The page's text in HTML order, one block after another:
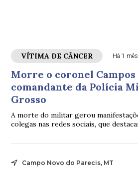
VÍTIMA DE CÂNCER Há 1 mês
Morre o coronel Campos
comandante da Polícia
Grosso
A morte do militar gerou
colegas nas redes sociais, que
Campo Novo do Parecis, MT